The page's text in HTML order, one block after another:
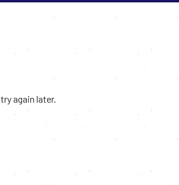
again later.